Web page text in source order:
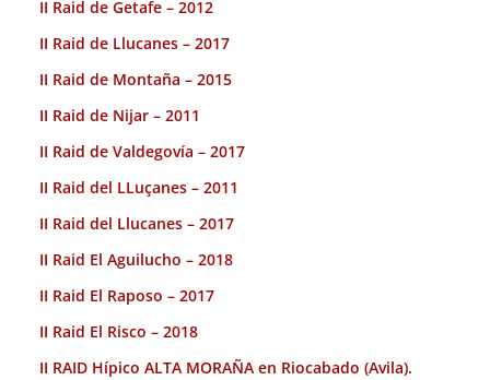
II Raid de Getafe – 2012
II Raid de Llucanes – 2017
II Raid de Montaña – 2015
II Raid de Nijar – 2011
II Raid de Valdegovía – 2017
II Raid del LLuçanes – 2011
II Raid del Llucanes – 2017
II Raid El Aguilucho – 2018
II Raid El Raposo – 2017
II Raid El Risco – 2018
II RAID Hípico ALTA MORAÑA en Riocabado (Avila).